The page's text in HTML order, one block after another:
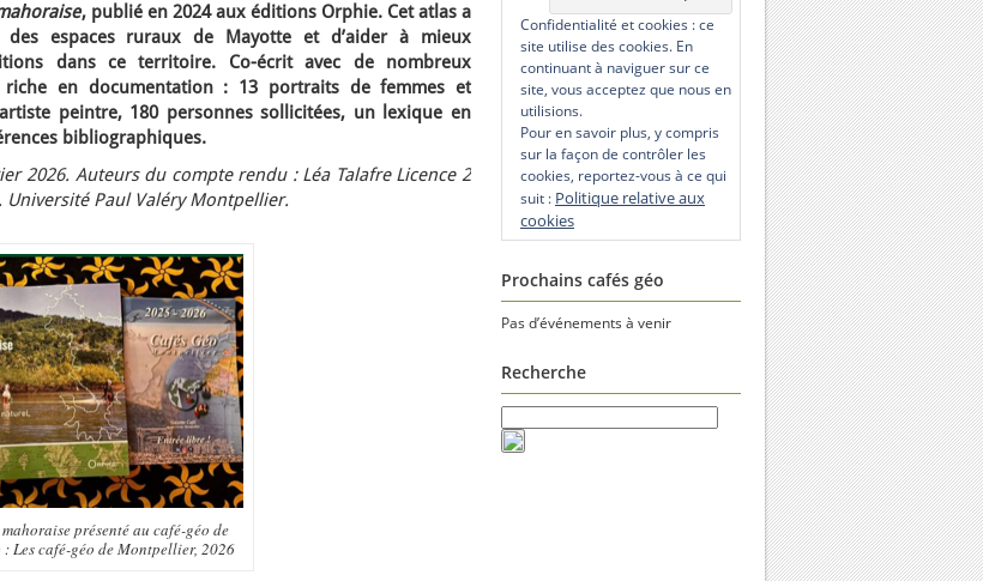
, publié en 2024 aux éditions Orphie. Cet atlas a
espaces ruraux de Mayotte et d’aider à mieux
dans ce territoire. Co-écrit avec de nombreux
riche en documentation : 13 portraits de femmes et
peintre, 180 personnes sollicitées, un lexique en
bibliographiques.
2026. Auteurs du compte rendu : Léa Talafre Licence 2
Paul Valéry Montpellier.
présenté au café-géo de
Les café-géo de Montpellier, 2026
Confidentialité et cookies : ce
site utilise des cookies. En
continuant à naviguer sur ce
site, vous acceptez que nous en
utilisions.
Pour en savoir plus, y compris
sur la façon de contrôler les
cookies, reportez-vous à ce qui
suit : Politique relative aux
cookies
Prochains cafés géo
Pas d’événements à venir
Recherche